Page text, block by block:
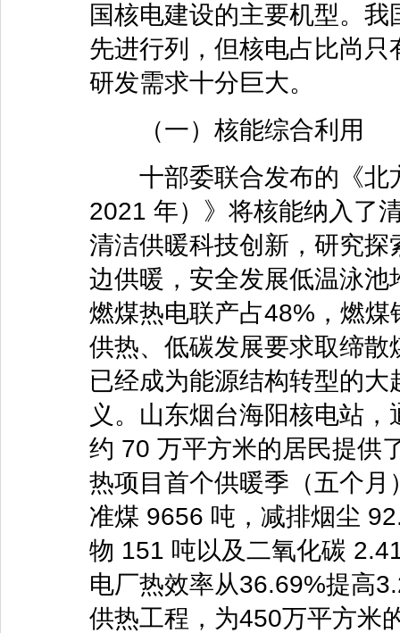
国核电建设的主要机型。
先进行列，但核电占比尚
研发需求十分巨大。
（一）核能综合利用
十部委联合发布的《北
2021 年）》将核能纳入了
清洁供暖科技创新，研究
边供暖，安全发展低温泳
燃煤热电联产占48%，燃
供热、低碳发展要求取缔
已经成为能源结构转型的
义。山东烟台海阳核电站
约 70 万平方米的居民提供
热项目首个供暖季（五个
准煤 9656 吨，减排烟尘
物 151 吨以及二氧化碳
电厂热效率从36.69%提高
供热工程，为450万平方米